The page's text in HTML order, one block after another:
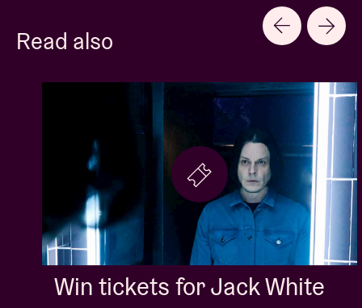
Read also
Win tickets for Jack White